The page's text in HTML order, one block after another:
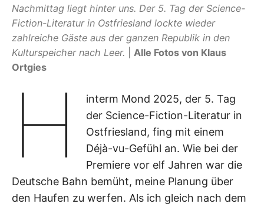
Nachmittag liegt hinter uns. Der 5. Tag der Science-
Fiction-Literatur in Ostfriesland lockte wieder
zahlreiche Gäste aus der ganzen Republik in den
Kulturspeicher nach Leer.
Alle Fotos von Klaus
Ortgies
H
interm Mond 2025, der 5. Tag
der Science-Fiction-Literatur in
Ostfriesland, fing mit einem
Déjà-vu-Gefühl an. Wie bei der
Premiere vor elf Jahren war die
Deutsche Bahn bemüht, meine Planung über
den Haufen zu werfen. Als ich gleich nach dem